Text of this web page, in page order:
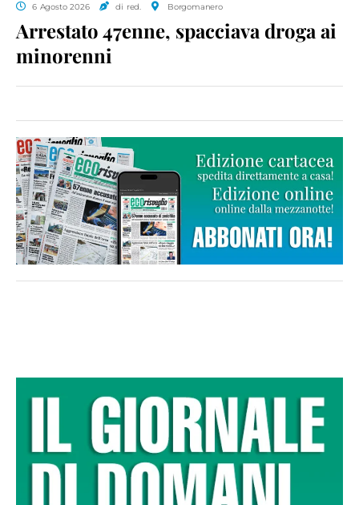
6 Agosto 2026 di red. Borgomanero
Arrestato 47enne, spacciava droga ai
minorenni